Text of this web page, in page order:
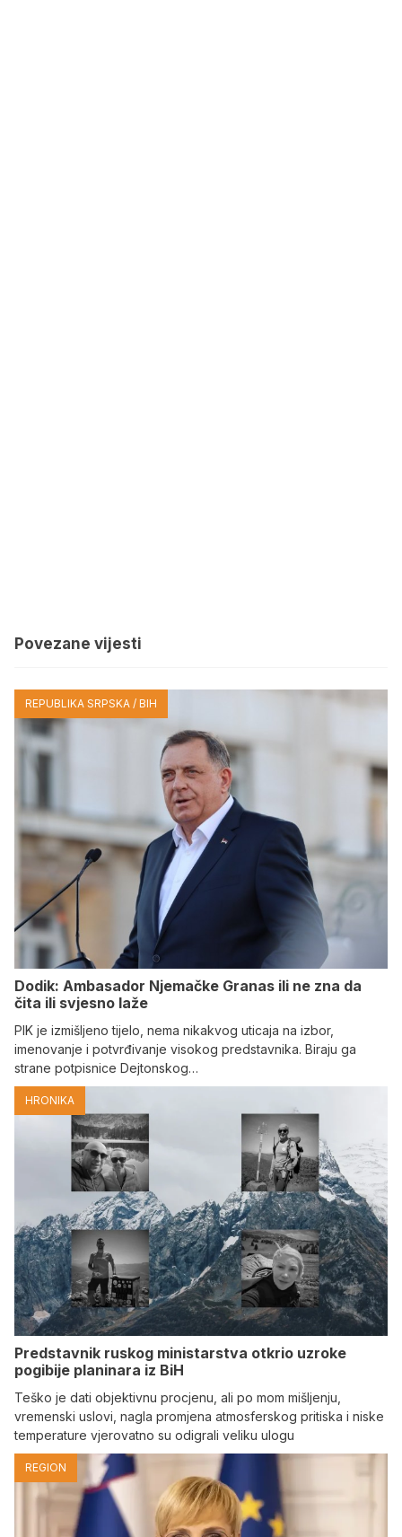
Povezane vijesti
REPUBLIKA SRPSKA / BIH
Dodik: Ambasador Njemačke Granas ili ne zna da
čita ili svjesno laže
PIK je izmišljeno tijelo, nema nikakvog uticaja na izbor,
imenovanje i potvrđivanje visokog predstavnika. Biraju ga
strane potpisnice Dejtonskog…
HRONIKA
Predstavnik ruskog ministarstva otkrio uzroke
pogibije planinara iz BiH
Teško je dati objektivnu procjenu, ali po mom mišljenju,
vremenski uslovi, nagla promjena atmosferskog pritiska i niske
temperature vjerovatno su odigrali veliku ulogu
REGION